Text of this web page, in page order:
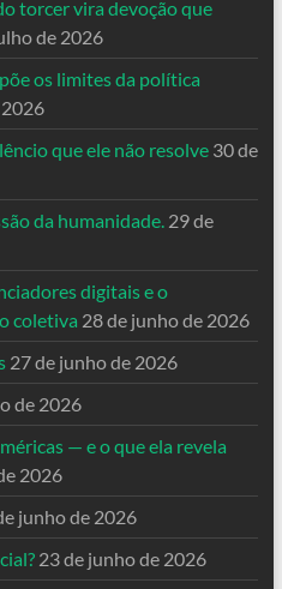
torcer vira devoção que
de 2026
os limites da política
que ele não resolve 30 de
da humanidade. 29 de
digitais e o
coletiva 28 de junho de 2026
27 de junho de 2026
de 2026
— e o que ela revela
2026
junho de 2026
23 de junho de 2026